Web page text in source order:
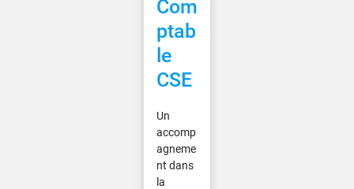
Com
ptab
le
CSE
Un
accomp
agneme
nt dans
la